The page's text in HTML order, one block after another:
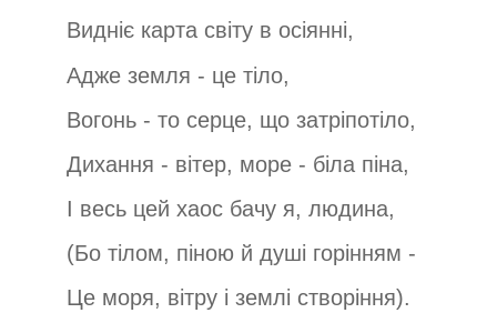
Видніє карта світу в осіянні,
Адже земля - це тіло,
Вогонь - то серце, що затріпотіло,
Дихання - вітер, море - біла піна,
І весь цей хаос бачу я, людина,
(Бо тілом, піною й душі горінням -
Це моря, вітру і землі створіння).